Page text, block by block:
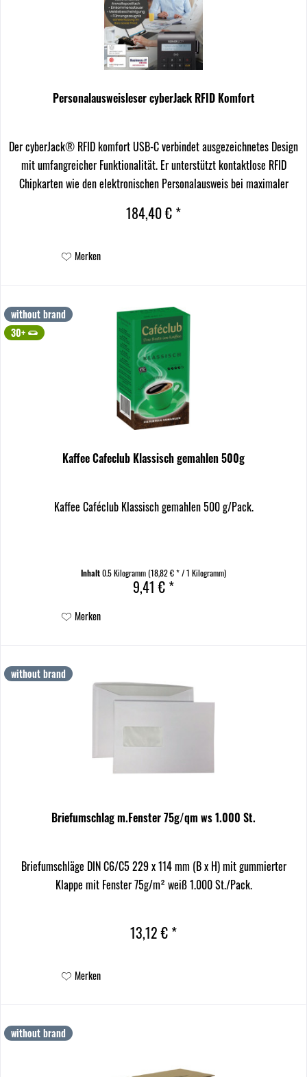
Personalausweisleser cyberJack RFID Komfort
Der cyberJack® RFID komfort USB-C verbindet ausgezeichnetes Design
mit umfangreicher Funktionalität. Er unterstützt kontaktlose RFID
Chipkarten wie den elektronischen Personalausweis bei maximaler
184,40 € *
Merken
without brand
30+
Kaffee Cafeclub Klassisch gemahlen 500g
Kaffee Caféclub Klassisch gemahlen 500 g/Pack.
Inhalt0.5 Kilogramm(18,82 € * / 1 Kilogramm)
9,41 € *
Merken
without brand
Briefumschlag m.Fenster 75g/qm ws 1.000 St.
Briefumschläge DIN C6/C5 229 x 114 mm (B x H) mit gummierter
Klappe mit Fenster 75g/m² weiß 1.000 St./Pack.
13,12 € *
Merken
without brand